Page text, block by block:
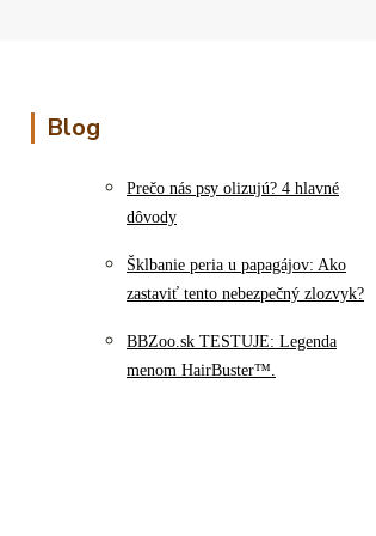
Blog
Prečo nás psy olizujú? 4 hlavné
dôvody
Šklbanie peria u papagájov: Ako
zastaviť tento nebezpečný zlozvyk?
BBZoo.sk TESTUJE: Legenda
menom HairBuster™.